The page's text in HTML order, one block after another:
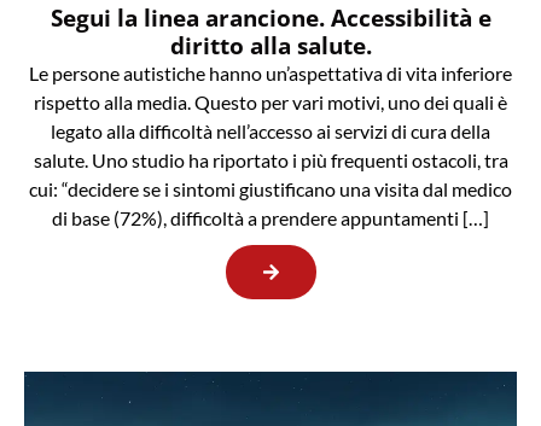
Segui la linea arancione. Accessibilità e
diritto alla salute.
Le persone autistiche hanno un’aspettativa di vita inferiore
rispetto alla media. Questo per vari motivi, uno dei quali è
legato alla difficoltà nell’accesso ai servizi di cura della
salute. Uno studio ha riportato i più frequenti ostacoli, tra
cui: “decidere se i sintomi giustificano una visita dal medico
di base (72%), difficoltà a prendere appuntamenti […]